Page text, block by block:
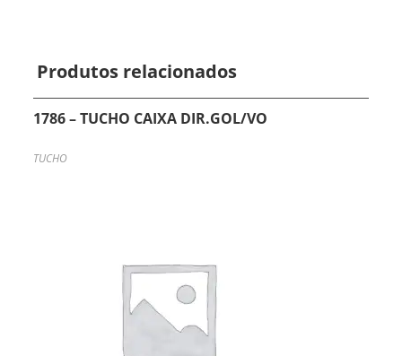
Produtos relacionados
1786 – TUCHO CAIXA DIR.GOL/VO
TUCHO